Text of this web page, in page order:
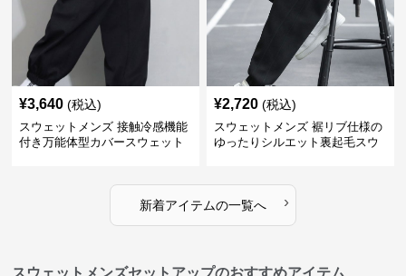
¥3,640 (税込)
スウェットメンズ 接触冷感機能
付き万能体型カバースウェット
¥2,720 (税込)
スウェットメンズ 裾リブ仕様の
ゆったりシルエット裏起毛スウ
新着アイテムの一覧へ ›
スウェットメンズセットアップのおすすめアイテム